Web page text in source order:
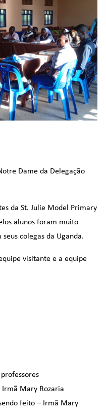
Dame da Delegação
da St. Julie Model Primary
alunos foram muito
colegas da Uganda.
visitante e a equipe
Irmã Mary Rozaria
feito – Irmã Mary